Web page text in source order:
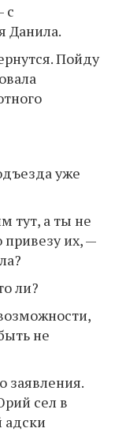
с
Данила.
Пойду
уже
тут, а ты не
привезу их, —
ли?
не
заявления.
сел в
адски